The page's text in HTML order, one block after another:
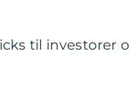
til investorer